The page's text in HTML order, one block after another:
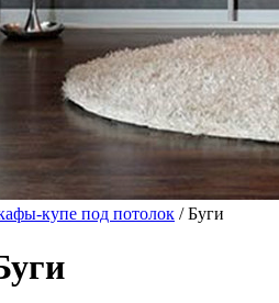
купе под потолок / Буги